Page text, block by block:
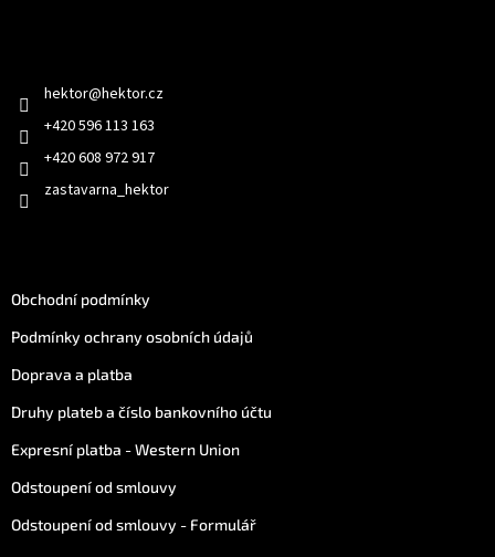
hektor@hektor.cz
+420 596 113 163
+420 608 972 917
zastavarna_hektor
Obchodní podmínky
Podmínky ochrany osobních údajů
Doprava a platba
Druhy plateb a číslo bankovního účtu
Expresní platba - Western Union
Odstoupení od smlouvy
Odstoupení od smlouvy - Formulář